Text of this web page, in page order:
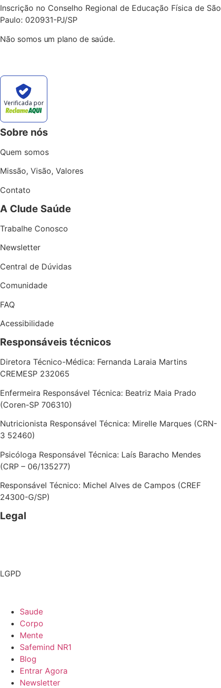
Inscrição no Conselho Regional de Educação Física de São
Paulo: 020931-PJ/SP
Não somos um plano de saúde.
Verificada por
Sobre nós
Quem somos
Missão, Visão, Valores
Contato
A Clude Saúde
Trabalhe Conosco
Newsletter
Central de Dúvidas
Comunidade
FAQ
Acessibilidade
Responsáveis técnicos
Diretora Técnico-Médica: Fernanda Laraia Martins
CREMESP 232065
Enfermeira Responsável Técnica: Beatriz Maia Prado
(Coren-SP 706310)
Nutricionista Responsável Técnica: Mirelle Marques (CRN-
3 52460)
Psicóloga Responsável Técnica: Laís Baracho Mendes
(CRP – 06/135277)
Responsável Técnico: Michel Alves de Campos (CREF
24300-G/SP)
Legal
LGPD
Saude
Corpo
Mente
Safemind NR1
Blog
Entrar Agora
Newsletter